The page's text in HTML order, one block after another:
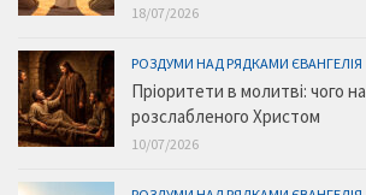
18/07/2026
РОЗДУМИ НАД РЯДКАМИ ЄВАНГЕЛІЯ
Пріоритети в молитві: чого
розслабленого Христом
10/07/2026